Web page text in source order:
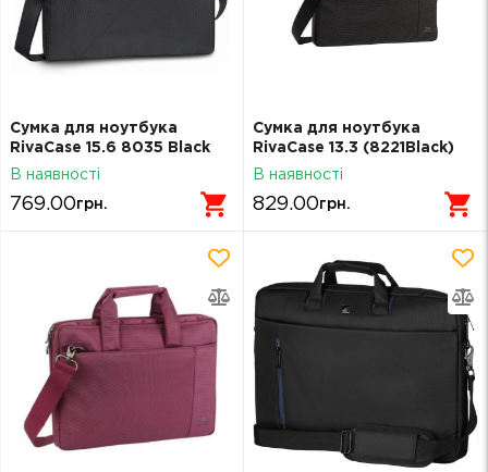
Сумка для ноутбука
RivaCase 15.6 8035 Black
(8035Black)
В наявності
769.00грн.
Сумка для ноутбука
RivaCase 13.3 (8221Black)
В наявності
829.00грн.